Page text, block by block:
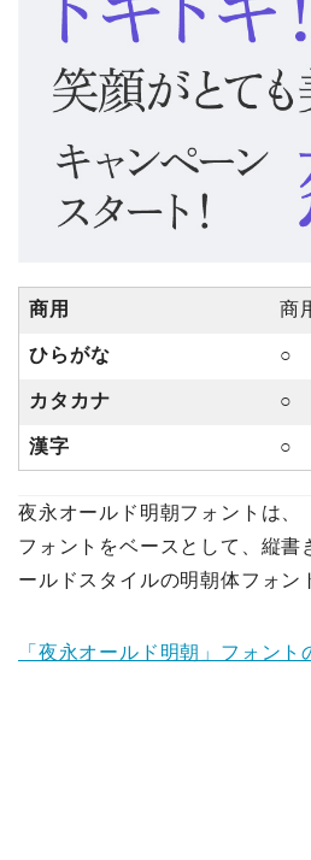
商用 商
ひらがな ○
カタカナ ○
漢字 ○
夜永オールド明朝フォントは、
フォントをベースとして、縦書
ールドスタイルの明朝体フォン
「夜永オールド明朝」フォント